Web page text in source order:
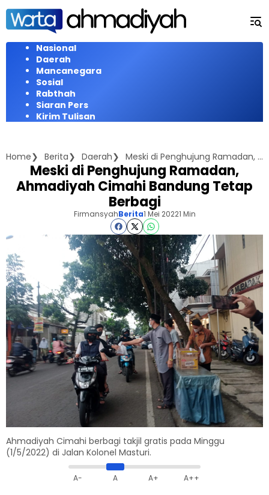
Langsung
konten
Nasional
Daerah
Mancanegara
Sosial
Rabthah
Siaran Pers
Kirim Tulisan
Home Berita Daerah Meski di Penghujung Ramadan, Ahmadiyah Cimahi Bandung Tetap Berbagi
Meski di Penghujung Ramadan,
Ahmadiyah Cimahi Bandung Tetap
Berbagi
FirmansyahBerita1 Mei 20221 Min
Ahmadiyah Cimahi berbagi takjil gratis pada Minggu
(1/5/2022) di Jalan Kolonel Masturi.
A- A A+ A++